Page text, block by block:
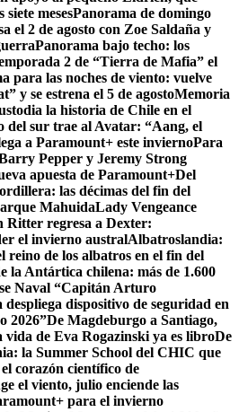
mesesPanorama de domingo
el 2 de agosto con Zoe Saldaña y
Panorama bajo techo: los
2 de “Tierra de Mafia” el
para las noches de viento: vuelve
y se estrena el 5 de agostoMemoria
la historia de Chile en el
del sur trae al Avatar: “Aang, el
a Paramount+ este inviernoPara
Pepper y Jeremy Strong
apuesta de Paramount+Del
las décimas del fin del
MahuidaLady Vengeance
Ritter regresa a Dexter:
el invierno australAlbatroslandia:
reino de los albatros en el fin del
la Antártica chilena: más de 1.600
Naval “Capitán Arturo
dispositivo de seguridad en
2026”De Magdeburgo a Santiago,
vida de Eva Rogazinski ya es libroDe
la Summer School del CHIC que
corazón científico de
el viento, julio enciende las
para el invierno